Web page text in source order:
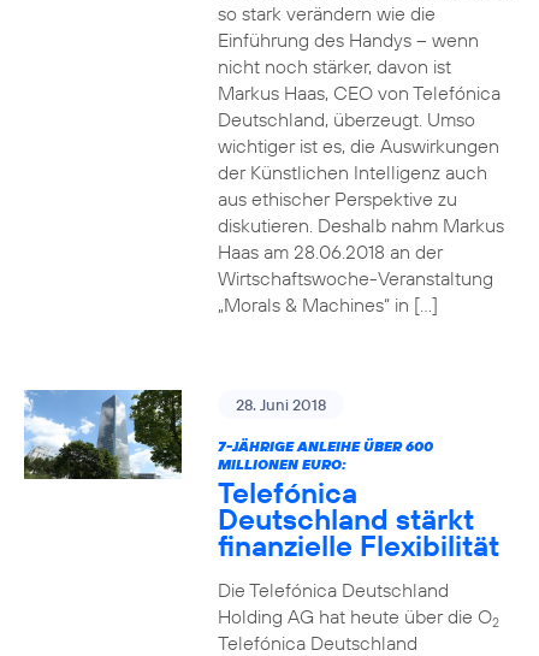
so stark verändern wie die
Einführung des Handys – wenn
nicht noch stärker, davon ist
Markus Haas, CEO von Telefónica
Deutschland, überzeugt. Umso
wichtiger ist es, die Auswirkungen
der Künstlichen Intelligenz auch
aus ethischer Perspektive zu
diskutieren. Deshalb nahm Markus
Haas am 28.06.2018 an der
Wirtschaftswoche-Veranstaltung
„Morals & Machines“ in […]
28. Juni 2018
7-JÄHRIGE ANLEIHE ÜBER 600
MILLIONEN EURO:
Telefónica
Deutschland stärkt
finanzielle Flexibilität
Die Telefónica Deutschland
Holding AG hat heute über die O2
Telefónica Deutschland